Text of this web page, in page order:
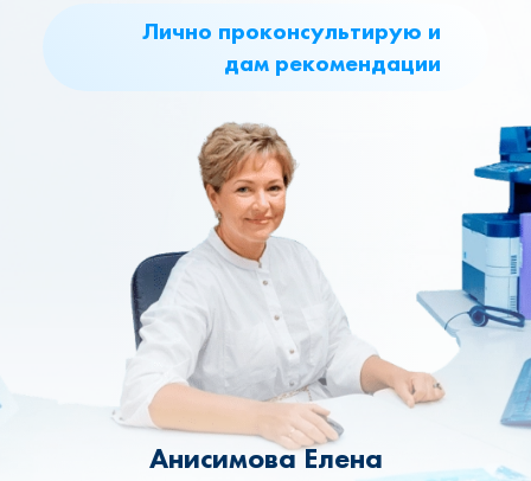
Лично проконсультирую и
дам рекомендации
Анисимова Елена